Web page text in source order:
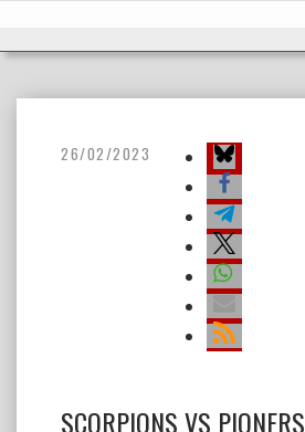
26/02/2023
SCORPIONS VS PIONERS